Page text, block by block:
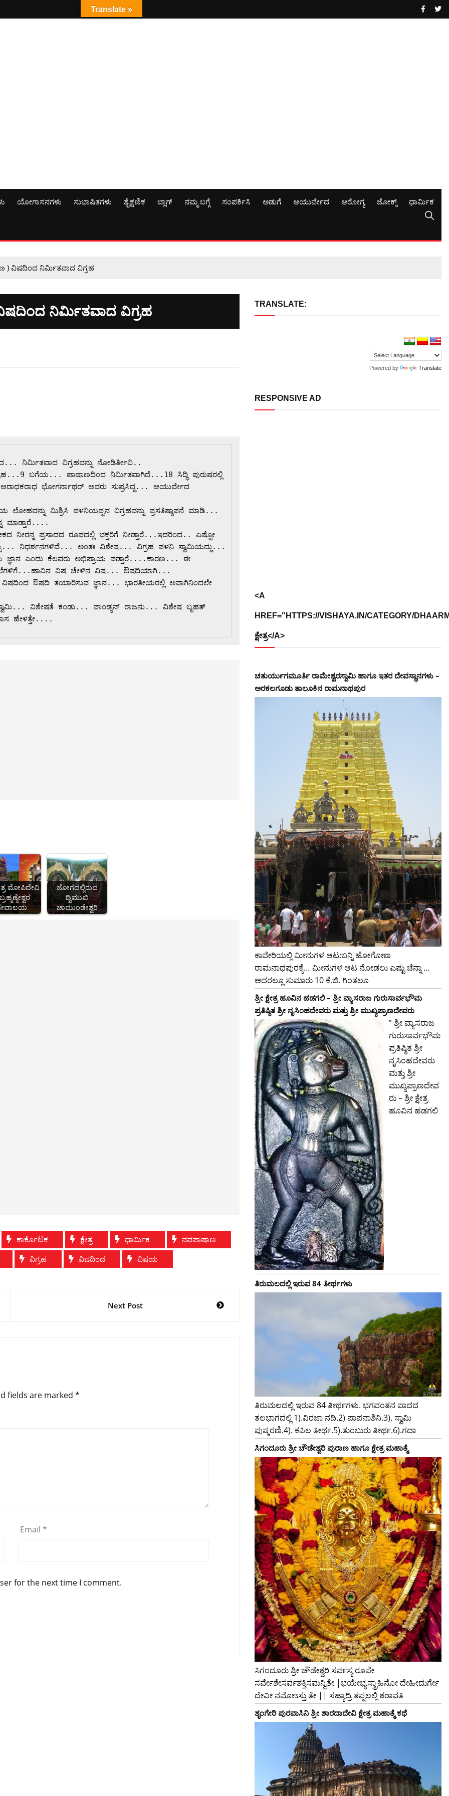
ಯೋಗಾಸನಗಳು ಸುಭಾಷಿತಗಳು ಶೈಕ್ಷಣಿಕ ಬ್ಲಾಗ್ ನಮ್ಮ ಬಗ್ಗೆ ಸಂಪರ್ಕಿಸಿ ಅಡುಗೆ ಆಯುರ್ವೇದ ಆರೋಗ್ಯ ಜೋಕ್ಸ್ ಧಾರ್ಮಿಕ
) ವಿಷದಿಂದ ನಿರ್ಮಿತವಾದ ವಿಗ್ರಹ
ನಿರ್ಮಿತವಾದ ವಿಗ್ರಹ
ನಿರ್ಮಿತವಾದ ವಿಗ್ರಹವನ್ನು ನೋಡಿರ್ತೀವಿ..
ಬಗೆಯ... ಪಾಷಾಣದಿಂದ ನಿರ್ಮಿತವಾಗಿದೆ...18 ಸಿದ್ಧಿ ಪುರುಷರಲ್ಲಿ
ಭೋಗರ್ನಾಥರ್ ಅವರು ಸುಪ್ರಸಿದ್ದ... ಆಯುರ್ವೇದ
ಮಿಶ್ರಿಸಿ ಪಳನಿಯಪ್ಪನ ವಿಗ್ರಹವನ್ನು ಪ್ರಸತಿಷ್ಠಾಪನೆ ಮಾಡಿ...
ಮಾಡ್ತಾರೆ....
ಪ್ರಸಾದದ ರೂಪದಲ್ಲಿ ಭಕ್ತರಿಗೆ ನೀಡ್ತಾರೆ...ಇದರಿಂದ.. ಎಷ್ಟೋ
ನಿಧರ್ಶನಗಳಿವೆ... ಅಂತಃ ವಿಶೇಷ... ವಿಗ್ರಹ ಪಳನಿ ಸ್ವಾಮಿಯದ್ದು...
ಜ್ಞಾನ ಎಂದು ಕೆಲವರು ಅಭಿಪ್ರಾಯ ಪಡ್ತಾರೆ....ಕಾರಣ... ಈ
ವಿಷ ಚೇಳಿನ ವಿಷ... ಔಷದಿಯಾಗಿ...
ಔಷದಿ ತಯಾರಿಸುವ ಜ್ಞಾನ... ಭಾರತೀಯರಲ್ಲಿ ಅವಾಗಿನಿಂದಲೇ
ವಿಶೇಷತೆ ಕಂಡು... ಪಾಂಡ್ಯನ್ ರಾಜನು... ವಿಶೇಷ ಬೃಹತ್
ಹೇಳತ್ತೇ....
ಮೋಪಿದೇವಿ
ಜೋಗದಲ್ಲಿರುವ
ದ್ವಿಮುಖಿ
ಚಾಮುಂಡೇಶ್ವರಿ
ಕಾರ್ಕೊಟಕ ಕ್ಷೇತ್ರ ಧಾರ್ಮಿಕ
ನವಪಾಷಾಣ
ವಿಗ್ರಹ ವಿಷದಿಂದ ವಿಷಯ
Next Post
fields are marked *
Email *
for the next time I comment.
TRANSLATE:
Powered by Translate
RESPONSIVE AD
<A
HREF="HTTPS://VISHAYA.IN/CATEGORY/
ಕ್ಷೇತ್ರ</A>
ಚತುರ್ಯುಗಮೂರ್ತಿ ರಾಮೇಶ್ವರಸ್ವಾಮಿ ಹಾಗೂ ಇತರ ದೇವಸ್ಥಾನಗಳು –
ಅರಕಲಗೂಡು ತಾಲೂಕಿನ ರಾಮನಾಥಪುರ
ಕಾವೇರಿಯಲ್ಲಿ ಮೀನುಗಳ ಆಟ:ಬನ್ನಿ ಹೋಗೋಣ
ರಾಮನಾಥಪುರಕ್ಕೆ… ಮೀನುಗಳ ಆಟ ನೋಡಲು ಎಷ್ಟು ಚೆನ್ನಾ …
ಅದರಲ್ಲೂ ಸುಮಾರು 10 ಕೆ.ಜಿ. ಗಿಂತಲೂ
ಶ್ರೀ ಕ್ಷೇತ್ರ ಹೂವಿನ ಹಡಗಲಿ – ಶ್ರೀ ವ್ಯಾಸರಾಜ ಗುರುಸಾರ್ವಭೌಮ
ಪ್ರತಿಷ್ಠಿತ ಶ್ರೀ ನೃಸಿಂಹದೇವರು ಮತ್ತು ಶ್ರೀ ಮುಖ್ಯಪ್ರಾಣದೇವರು
” ಶ್ರೀ ವ್ಯಾಸರಾಜ
ಗುರುಸಾರ್ವಭೌಮ
ಪ್ರತಿಷ್ಠಿತ ಶ್ರೀ
ನೃಸಿಂಹದೇವರು
ಮತ್ತು ಶ್ರೀ
ಮುಖ್ಯಪ್ರಾಣದೇವ
ರು – ಶ್ರೀ ಕ್ಷೇತ್ರ
ಹೂವಿನ ಹಡಗಲಿ
ತಿರುಮಲದಲ್ಲಿ ಇರುವ 84 ತೀರ್ಥಗಳು
ತಿರುಮಲದಲ್ಲಿ ಇರುವ 84 ತೀರ್ಥಗಳು. ಭಗವಂತನ ಪಾದದ
ತಲಭಾಗದಲ್ಲಿ 1).ವಿರಜಾ ನದಿ.2) ಪಾಪನಾಶಿನಿ.3). ಸ್ವಾಮಿ
ಪುಷ್ಕರಣಿ.4). ಕಪಿಲ ತೀರ್ಥ.5).ತುಂಬುರು ತೀರ್ಥ.6).ಗದಾ
ಸಿಗಂದೂರು ಶ್ರೀ ಚೌಡೇಶ್ವರಿ ಪುರಾಣ ಹಾಗೂ ಕ್ಷೇತ್ರ ಮಹಾತ್ಮೆ
ಸಿಗಂದೂರು ಶ್ರೀ ಚೌಡೇಶ್ವರಿ ಸರ್ವಸ್ಯ ರೂಪೇ
ಸರ್ವೇಶೇಸರ್ವಶಕ್ತಿಸಮನ್ವಿತೇ |ಭಯೇಭ್ಯಸ್ತ್ರಾಹಿನೋ ದೇಹೀದುರ್ಗೇ
ದೇವೀ ನಮೋಽಸ್ತು ತೇ || ಸಹ್ಯಾದ್ರಿ ತಪ್ಪಲಲ್ಲಿ ಶರಾವತಿ
ಶೃಂಗೇರಿ ಪುರವಾಸಿನಿ ಶ್ರೀ ಶಾರದಾದೇವಿ ಕ್ಷೇತ್ರ ಮಹಾತ್ಮೆ ಕಥೆ
Translate »